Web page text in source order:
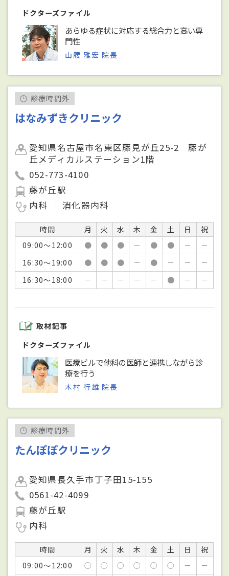
ドクターズファイル
あらゆる症状に対応する総合力と高い専
門性
山腰 雅宏 院長
診療時間外
はなみずきクリニック
愛知県名古屋市名東区藤見が丘25-2 藤が
丘メディカルステーション1階
052-773-4100
藤が丘駅
内科
消化器内科
時間 月 火 水 木 金 土 日
祝
09:00～12:00
● ● ● － ● ● －
－
16:30～19:00
● ● ● － ● － －
－
16:30～18:00
－ － － － － ● － －
取材記事
ドクターズファイル
医療ビルで他科の医師と連携しながら診
療を行う
木村 行雄 院長
診療時間外
たんぽぽクリニック
愛知県長久手市丁子田15-155
0561-42-4099
藤が丘駅
内科
時間 月 火 水 木 金 土 日
祝
09:00～12:00
○ ○ ○ ○ ○ ○ －
－